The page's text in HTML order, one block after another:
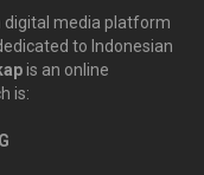
digital media platform
to Indonesian
is an online
is: